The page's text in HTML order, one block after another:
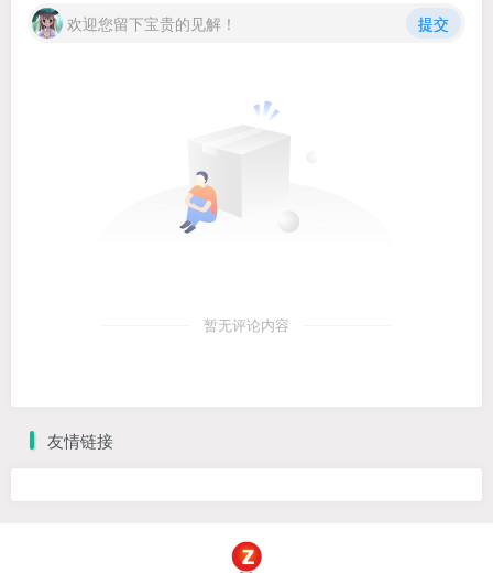
欢迎您留下宝贵的见解！ 提交
暂无评论内容
友情链接